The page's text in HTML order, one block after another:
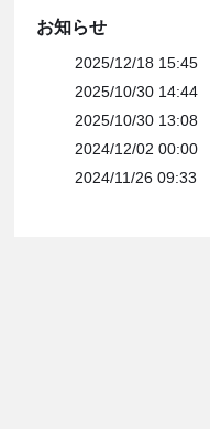
お知らせ
2025/12/18 15:45
2025/10/30 14:44
2025/10/30 13:08
2024/12/02 00:00
2024/11/26 09:33